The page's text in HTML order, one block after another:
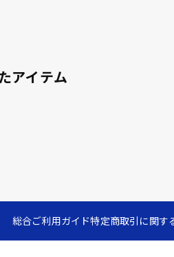
アイテム
総合ご利用ガイド特定商取引に関す